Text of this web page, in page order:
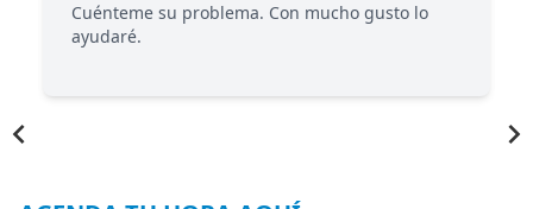
Cuénteme su problema. Con mucho gusto lo
ayudaré.